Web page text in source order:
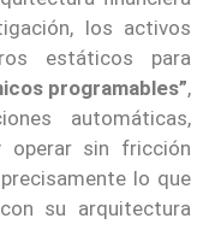
los activos
estáticos para
programables”,
automáticas,
operar sin fricción
lo que
su arquitectura